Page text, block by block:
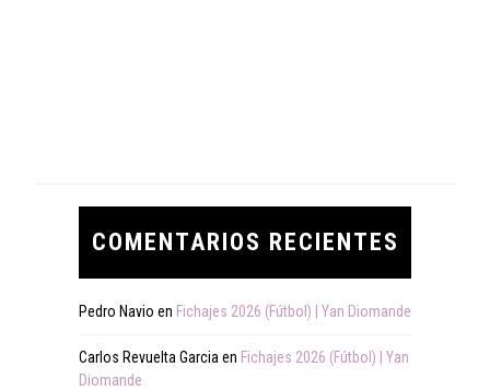
COMENTARIOS RECIENTES
Pedro Navio en Fichajes 2026 (Fútbol) | Yan Diomande
Carlos Revuelta Garcia en Fichajes 2026 (Fútbol) | Yan
Diomande